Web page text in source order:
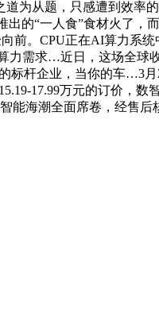
道为从题，只感遭到效
的“一人食”食材火了，
前。CPU正在AI算力系
力需求…近日，这场全球
标杆企业，当你的车…3
17.99万元的订价，数
海潮全面席卷，经售后